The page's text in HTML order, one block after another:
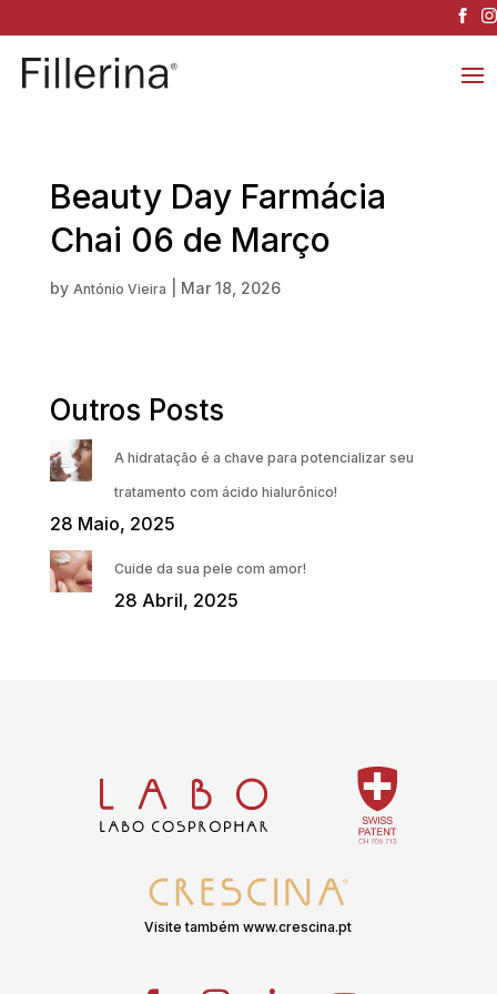
Beauty Day Farmácia
Chai 06 de Março
by António Vieira Mar 18, 2026
Outros Posts
A hidratação é a chave para potencializar seu
tratamento com ácido hialurônico!
28 Maio, 2025
Cuide da sua pele com amor!
28 Abril, 2025
Visite também www.crescina.pt